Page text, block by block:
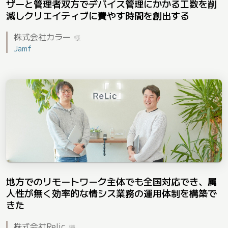
ザーと管理者双方でデバイス管理にかかる工数を削
減しクリエイティブに費やす時間を創出する
株式会社カラー 様
Jamf
地方でのリモートワーク主体でも全国対応でき、属
人性が無く効率的な情シス業務の運用体制を構築で
きた